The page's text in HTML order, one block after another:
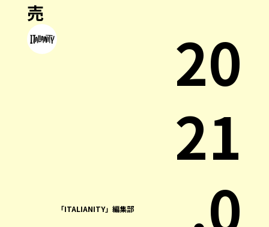
売
「ITALIANITY」編集部
20
21
.0